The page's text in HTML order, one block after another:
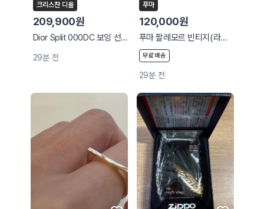
크리스찬 디올
209,900원
Dior Split 000DC 보잉 선글라스
29분 전
푸마
120,000원
푸마 팔레모르 빈티지(라이트 핑크)[280]
무료배송
29분 전